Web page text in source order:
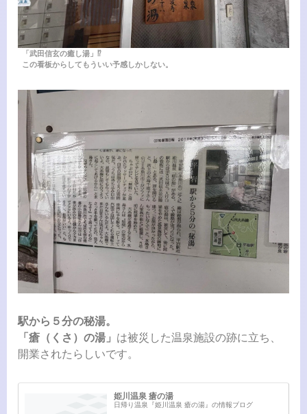
「武田信玄の癒し湯」⁉︎
この看板からしてもういい予感しかしない。
駅から５分の秘湯。
「瘡（くさ）の湯」 は被災した温泉施設の跡に立ち、
開業されたらしいです。
姫川温泉 瘡の湯
日帰り温泉『姫川温泉 瘡の湯』の情報ブログ